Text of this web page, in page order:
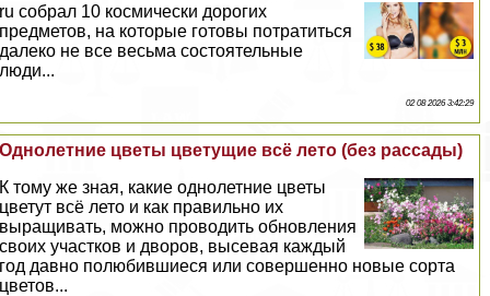
ru собрал 10 космически дорогих
предметов, на которые готовы потратиться
далеко не все весьма состоятельные
люди...
02 08 2026 3:42:29
Однолетние цветы цветущие всё лето (без рассады)
К тому же зная, какие однолетние цветы
цветут всё лето и как правильно их
выращивать, можно проводить обновления
своих участков и дворов, высевая каждый
год давно полюбившиеся или совершенно новые сорта
цветов...